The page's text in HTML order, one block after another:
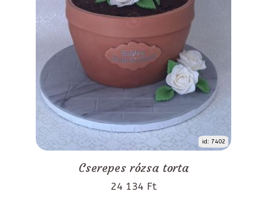
id: 7402
Cserepes rózsa torta
24 134 Ft